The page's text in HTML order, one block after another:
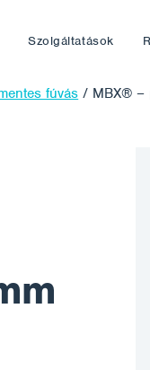
Szolgáltatások
fúvás / MBX® –